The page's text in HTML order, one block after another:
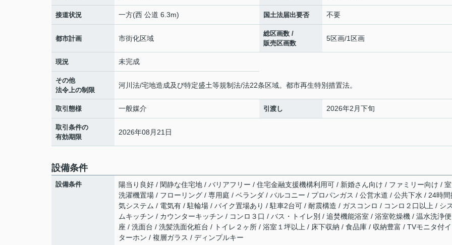
接道状況 一方(西 公道 6.3m) 国土法届出要否 不要
都市計画 市街化区域
総区画数 /
販売区画数
5区画/1区画
現況 未完成
その他
法令上の制限
河川法/宅地造成及び特定盛土等規制法/法22条区域。都市再生特別措置法。
取引態様 一般媒介 引渡し 2026年2月下旬
取引条件の
有効期限
2026年08月21日
設備条件
設備条件
陽当り良好 / 閑静な住宅地 / バリアフリー / 住宅金融支援機構利用可 / 新婚さん向け / ファミリー向け /
洗濯機置場 / フローリング / 専用庭 / ベランダ / バルコニー / プロパンガス / 公営水道 / 公共下水 / 24時間
気システム / 電気有 / 駐輪場 / バイク置場あり / 駐車2台可 / 耐震構造 / ガスコンロ / コンロ２口以上 / シ
ムキッチン / カウンターキッチン / コンロ３口 / バス・トイレ別 / 追焚機能浴室 / 浴室乾燥機 / 温水洗浄便
座 / 洗面台 / 洗髪洗面化粧台 / トイレ２ヶ所 / 浴室１坪以上 / 床下収納 / 食品庫 / 収納豊富 / TVモニタ付
ターホン / 複層ガラス / ディンプルキー